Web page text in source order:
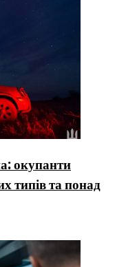
окупанти
типів та понад